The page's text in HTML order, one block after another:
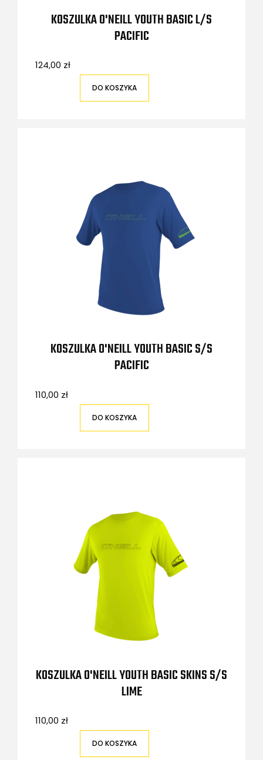
KOSZULKA O'NEILL YOUTH BASIC L/S
PACIFIC
124,00 zł
DO KOSZYKA
KOSZULKA O'NEILL YOUTH BASIC S/S
PACIFIC
110,00 zł
DO KOSZYKA
KOSZULKA O'NEILL YOUTH BASIC SKINS S/S
LIME
110,00 zł
DO KOSZYKA